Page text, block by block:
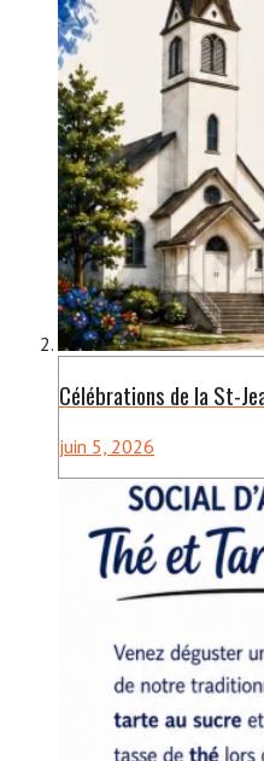
Célébrations de la St-
juin 5, 2026